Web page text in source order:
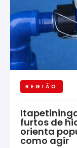
REGIÃO
furtos de
orienta
como agir